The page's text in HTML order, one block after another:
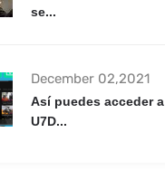
se...
December 02,2021
Así puedes acceder a
U7D...